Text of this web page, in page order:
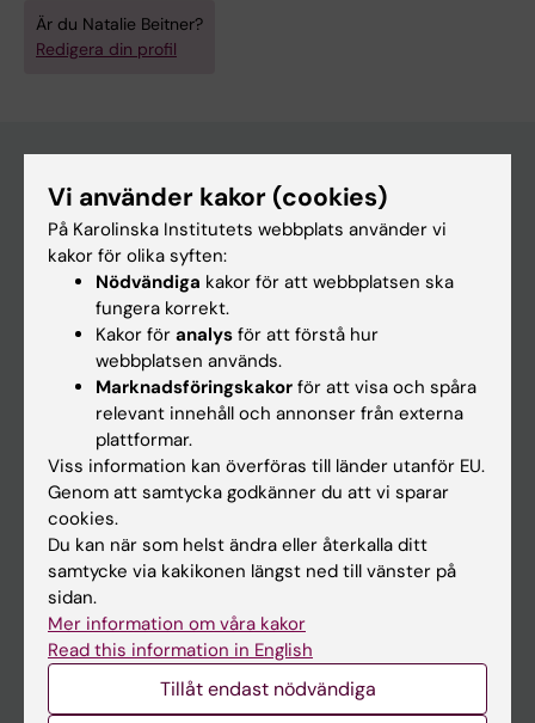
Är du Natalie Beitner?
Redigera din profil
Huvudmeny
Utbildning
Forskarutbildning
Forskning
Nyheter
Kalender
Student
Ladok
Canvas
Schema
Vi använder kakor (cookies)
På Karolinska Institutets webbplats använder vi
kakor för olika syften:
Nödvändiga kakor för att webbplatsen ska
fungera korrekt.
Kakor för analys för att förstå hur
webbplatsen används.
Marknadsföringskakor för att visa och spåra
relevant innehåll och annonser från externa
plattformar.
Viss information kan överföras till länder utanför EU.
Genom att samtycka godkänner du att vi sparar
cookies.
Du kan när som helst ändra eller återkalla ditt
samtycke via kakikonen längst ned till vänster på
sidan.
Mer information om våra kakor
Read this information in English
Tillåt endast nödvändiga